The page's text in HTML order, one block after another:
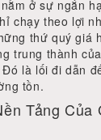
ở sự ngắn
chạy theo lợi
thứ quý giá
trung thành
là lối đi dẫn
tồn.
Tảng Của